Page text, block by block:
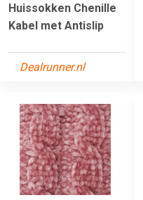
Huissokken Chenille
Kabel met Antislip
Dealrunner.nl